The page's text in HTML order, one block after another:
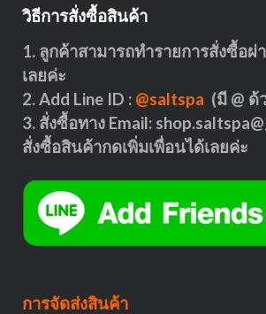
วิธีการสั่งซื้อสินค้า
1. ลูกค้าสามารถทำรายการสั่งซื้อผ่
เลยค่ะ
2. Add Line ID : @saltspa (มี @
3. สั่งซื้อทาง Email:
สั่งซื้อสินค้ากดเพิ่มเพื่อนได้เลยค่ะ
การจัดส่งสินค้า